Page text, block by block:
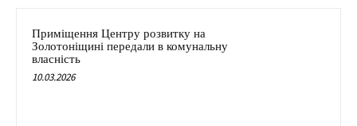
Приміщення Центру розвитку на
Золотоніщині передали в комунальну
власність
10.03.2026